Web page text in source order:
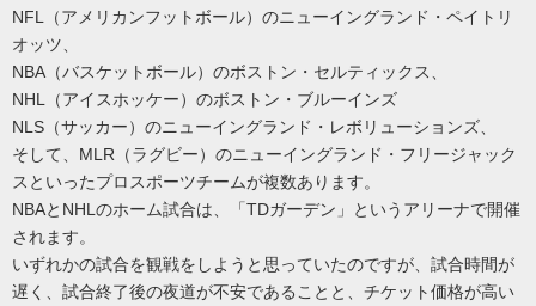
NFL（アメリカンフットボール）のニューイングランド・ペイトリ
オッツ、
NBA（バスケットボール）のボストン・セルティックス、
NHL（アイスホッケー）のボストン・ブルーインズ
NLS（サッカー）のニューイングランド・レボリューションズ、
そして、MLR（ラグビー）のニューイングランド・フリージャック
スといったプロスポーツチームが複数あります。
NBAとNHLのホーム試合は、「TDガーデン」というアリーナで開催
されます。
いずれかの試合を観戦をしようと思っていたのですが、試合時間が
遅く、試合終了後の夜道が不安であることと、チケット価格が高い